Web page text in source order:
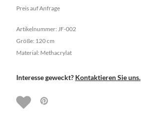
Preis auf Anfrage
Artikelnummer: JF-002
Größe: 120 cm
Material: Methacrylat
Interesse geweckt? Kontaktieren Sie uns.